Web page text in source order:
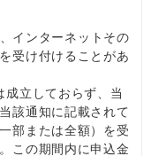
インターネットその
受け付けることがあ
成立しておらず、当
該通知に記載されて
部または全額）を受
この期間内に申込金